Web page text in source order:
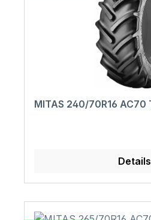
MITAS 240/70R16 AC70
Details